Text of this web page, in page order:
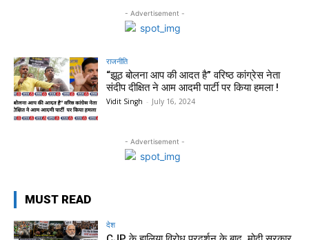
- Advertisement -
राजनीति
“झूठ बोलना आप की आदत है” वरिष्ठ कांग्रेस नेता
संदीप दीक्षित ने आम आदमी पार्टी पर किया हमला !
Vidit Singh - July 16, 2024
- Advertisement -
MUST READ
देश